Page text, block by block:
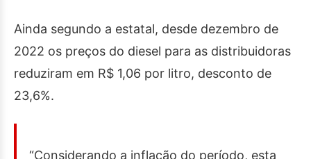
Ainda segundo a estatal, desde dezembro de
2022 os preços do diesel para as distribuidoras
reduziram em R$ 1,06 por litro, desconto de
23,6%.
“Considerando a inflação do período, esta